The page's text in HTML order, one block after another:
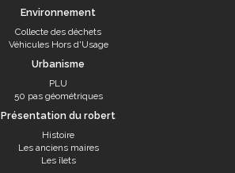
Environnement
Collecte des déchets
Véhicules Hors d'Usage
Urbanisme
PLU
50 pas géométriques
Présentation du robert
Histoire
Les anciens maires
Les îlets